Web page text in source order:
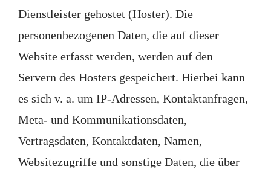
Dienstleister gehostet (Hoster). Die
personenbezogenen Daten, die auf dieser
Website erfasst werden, werden auf den
Servern des Hosters gespeichert. Hierbei kann
es sich v. a. um IP-Adressen, Kontaktanfragen,
Meta- und Kommunikationsdaten,
Vertragsdaten, Kontaktdaten, Namen,
Websitezugriffe und sonstige Daten, die über